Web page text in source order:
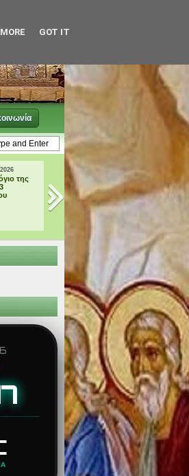
ΕΙΣ
02 August 2026
† ΜΕΓΑΛΗ
ΠΑΡΑΚΛΗΣΗ ΕΙΣ
ΤΗΝ ΥΠΕΡΑΓΙΑ
ΘΕΟΤΟΚΟ
GOT IT